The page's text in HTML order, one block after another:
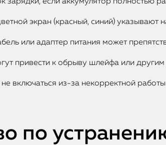
зарядки, если аккумулятор полностью
экран (красный, синий) указывают
или адаптер питания может
привести к обрыву шлейфа или
включаться из-за некорректной
по